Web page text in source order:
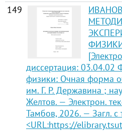
149
диссертация: 03.04.02
физики: Очная форма
им. Г. Р. Державина ;
Желтов. — Электрон.
Тамбов, 2026. — Загл. с
<URL:https://